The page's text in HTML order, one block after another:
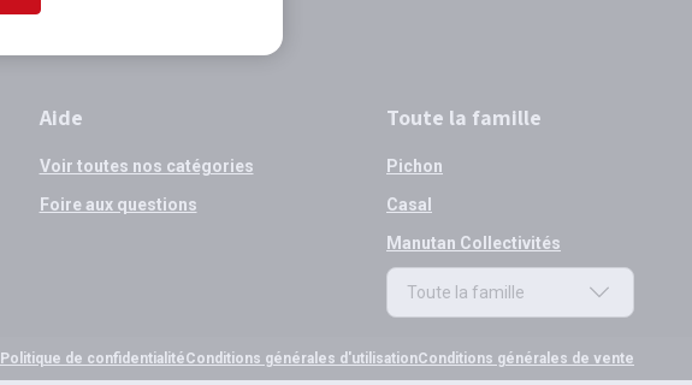
Aide
Voir toutes nos catégories
Foire aux questions
Toute la famille
Pichon
Casal
Manutan Collectivités
Toute la famille
Politique de confidentialitéConditions générales d'utilisationConditions générales de vente